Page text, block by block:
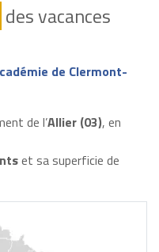
des vacances
de Clermont-
de l’Allier (03), en
et sa superficie de